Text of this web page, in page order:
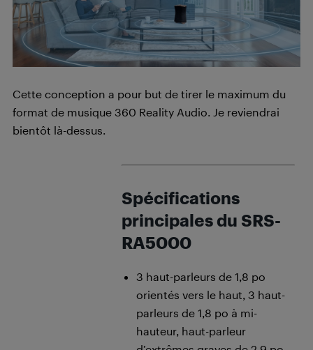
Cette conception a pour but de tirer le maximum du
format de musique 360 Reality Audio. Je reviendrai
bientôt là-dessus.
Spécifications
principales du SRS-
RA5000
3 haut-parleurs de 1,8 po
orientés vers le haut, 3 haut-
parleurs de 1,8 po à mi-
hauteur, haut-parleur